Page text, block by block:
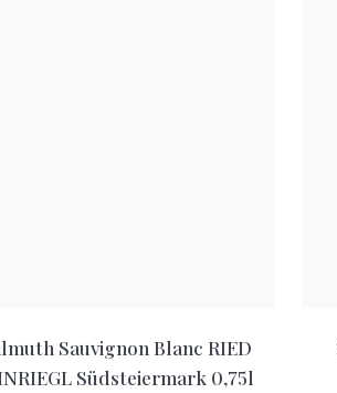
Sauvignon Blanc RIED
Südsteiermark 0,75l